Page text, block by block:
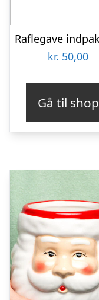
kr. 50,00
Gå til shop